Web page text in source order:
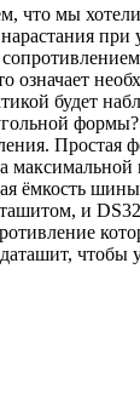
что мы
означает
будет
Простая
ёмкость
и
чтобы